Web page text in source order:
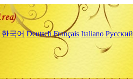
한국어 Deutsch Français Italiano Русский